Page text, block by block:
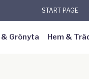
START PAGE
& Grönyta Hem &